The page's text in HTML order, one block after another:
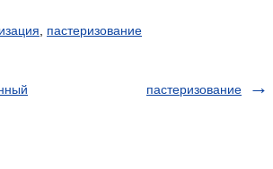
пастеризование
пастеризование